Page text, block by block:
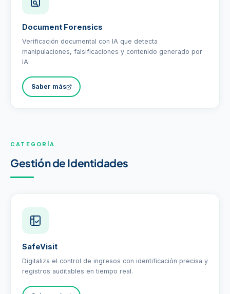
Document Forensics
Verificación documental con IA que detecta
manipulaciones, falsificaciones y contenido generado por
IA.
Saber más
CATEGORÍA
Gestión de Identidades
SafeVisit
Digitaliza el control de ingresos con identificación precisa y
registros auditables en tiempo real.